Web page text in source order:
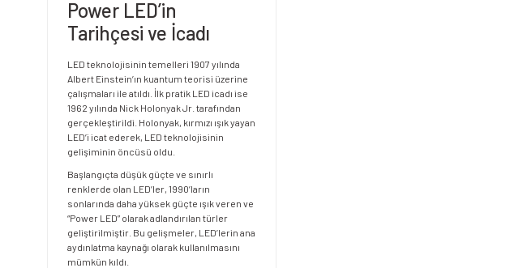
Power LED’in
Tarihçesi ve İcadı
LED teknolojisinin temelleri 1907 yılında
Albert Einstein’ın kuantum teorisi üzerine
çalışmaları ile atıldı. İlk pratik LED icadı ise
1962 yılında Nick Holonyak Jr. tarafından
gerçekleştirildi. Holonyak, kırmızı ışık yayan
LED’i icat ederek, LED teknolojisinin
gelişiminin öncüsü oldu.
Başlangıçta düşük güçte ve sınırlı
renklerde olan LED’ler, 1990’ların
sonlarında daha yüksek güçte ışık veren ve
“Power LED” olarak adlandırılan türler
geliştirilmiştir. Bu gelişmeler, LED’lerin ana
aydınlatma kaynağı olarak kullanılmasını
mümkün kıldı.